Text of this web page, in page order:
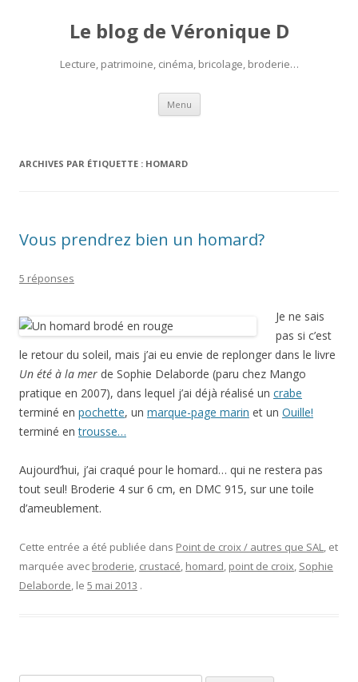
Le blog de Véronique D
Lecture, patrimoine, cinéma, bricolage, broderie…
Menu Aller
contenu
ARCHIVES PAR ÉTIQUETTE : HOMARD
Vous prendrez bien un homard?
5 réponses
Je ne sais
pas si c’est
le retour du soleil, mais j’ai eu envie de replonger dans le livre
Un été à la mer de Sophie Delaborde (paru chez Mango
pratique en 2007), dans lequel j’ai déjà réalisé un crabe
terminé en pochette, un marque-page marin et un Ouille!
terminé entrousse…
Aujourd’hui, j’ai craqué pour le homard… qui ne restera pas
tout seul! Broderie 4 sur 6 cm, en DMC 915, sur une toile
d’ameublement.
Cette entrée a été publiée dans Point de croix / autres que SAL, et
marquée avec broderie, crustacé, homard, point de croix, Sophie
Delaborde, le 5 mai 2013 .